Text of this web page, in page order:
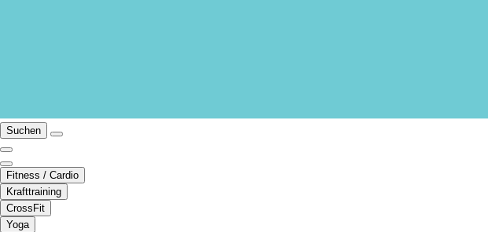
Suchen
Fitness / Cardio
Krafttraining
CrossFit
Yoga